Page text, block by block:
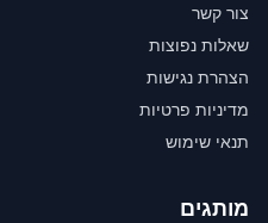
צור קשר
שאלות נפוצות
הצהרת נגישות
מדיניות פרטיות
תנאי שימוש
מותגים